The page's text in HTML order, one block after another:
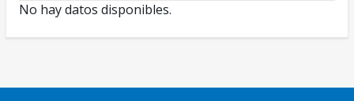
No hay datos disponibles.